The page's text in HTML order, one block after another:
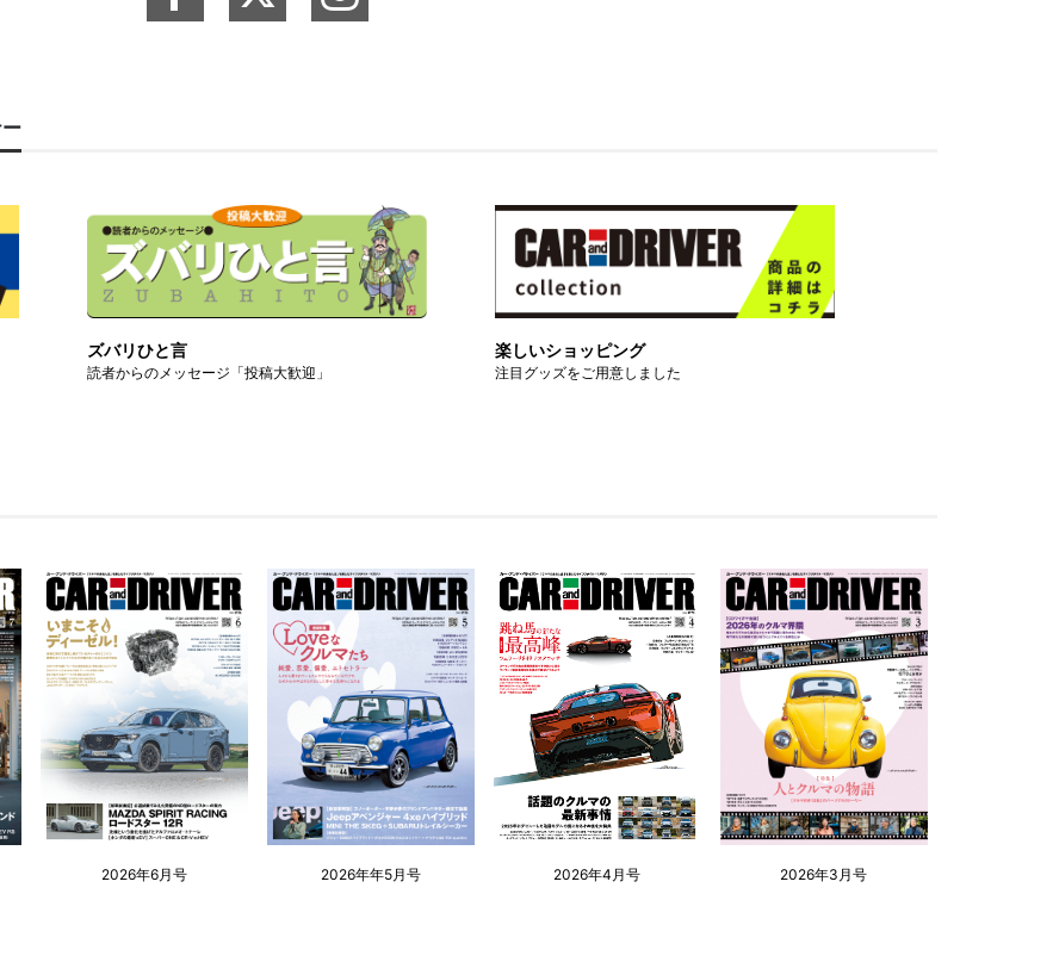
ズバリひと言
読者からのメッセージ「投稿大歓迎」
楽しいショッピング
注目グッズをご用意しました
2026年6月号 2026年年5月号 2026年4月号 2026年3月号